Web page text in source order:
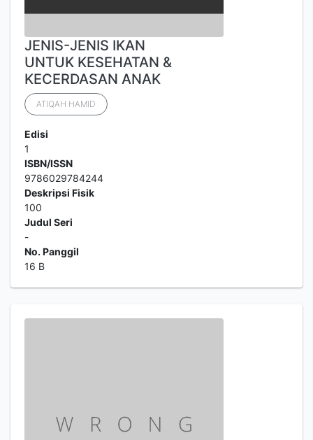
JENIS-JENIS IKAN
UNTUK KESEHATAN &
KECERDASAN ANAK
ATIQAH HAMID
Edisi
1
ISBN/ISSN
9786029784244
Deskripsi Fisik
100
Judul Seri
-
No. Panggil
16 B